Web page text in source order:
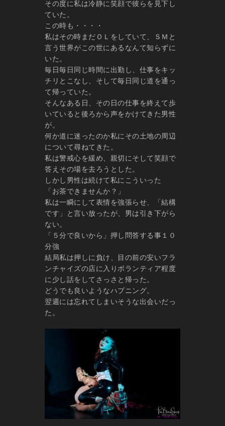
その度に私は冷静に笑顔で彼らを見下し
ていた。
この時も・・・・
私はその時まだＯＬをしていて、ＳＭと
言う世界がこの世にあるなんて知らずに
いた。
毎日毎日同じ時間に出勤し、仕事をキッ
チリとこなし、そして毎日同じ道を通っ
て帰っていた。
そんなある日、その日の仕事を終えて歩
いていると後ろから声をかけてきた男性
が。
何か道に迷ったのか私にその土地の周辺
について尋ねてきた。
私は警戒心を緩め、親切にそして笑顔で
答えその場を去ろうとした。
しかし男性は続けて私にこういった
「お茶できませんか？」
私は一瞬にして表情を強張らせ、「結構
です」と言い放ったが、男は引き下がら
ない。
「５分で良いから」押し問答する事１０
分強
結局私は押しに負け、目の前の安いフラ
ンチャイズの店に入りボランティア程度
に少し話をしてさっさと帰った。
どうでも良いようなハプニング。
翌週には忘れてしまいそうな出会いだっ
た。